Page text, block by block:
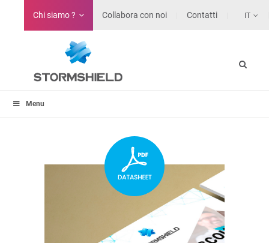
Chi siamo ? Collabora con noi Contatti IT
Menu